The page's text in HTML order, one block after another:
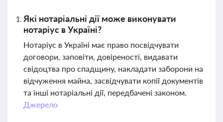
Які нотаріальні дії може виконувати
нотаріус в Україні?
Нотаріус в Україні має право посвідчувати
договори, заповіти, довіреності, видавати
свідоцтва про спадщину, накладати заборони на
відчуження майна, засвідчувати копії документів
та інші нотаріальні дії, передбачені законом.
Джерело